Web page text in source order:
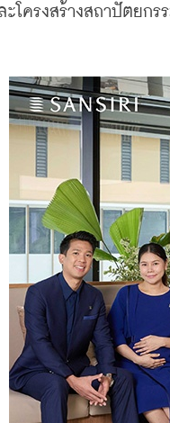
ละโครงสร้างสถาปัตยก